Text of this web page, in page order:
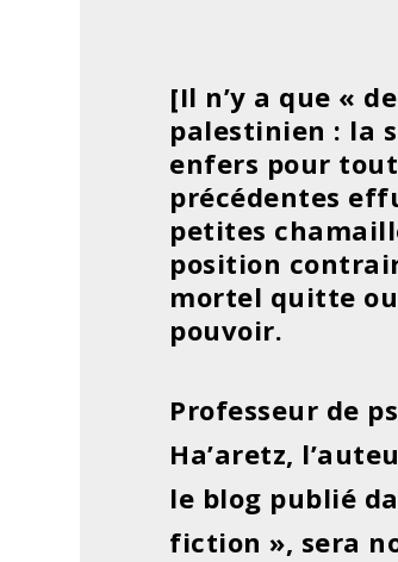
[Il n’y a que «
palestinien : la
enfers pour
précédentes
petites
position
mortel quitte
pouvoir.
Professeur de
Ha’aretz,
le blog publié
fiction », sera